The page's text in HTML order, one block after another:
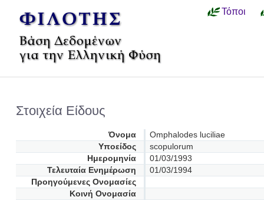
Τόποι
Στοιχεία Είδους
Όνομα
Omphalodes luciliae
Υποείδος
scopulorum
Ημερομηνία
01/03/1993
Τελευταία Ενημέρωση
01/03/1994
Προηγούμενες Oνομασίες
Κοινή Ονομασία